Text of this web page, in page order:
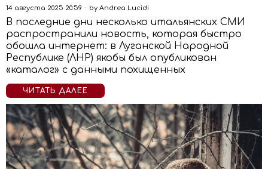
14 августа 2025 20:59 by Andrea Lucidi
В последние дни несколько итальянских СМИ
распространили новость, которая быстро
обошла интернет: в Луганской Народной
Республике (ЛНР) якобы был опубликован
«каталог» с данными похищенных
ЧИТАТЬ ДАЛЕЕ